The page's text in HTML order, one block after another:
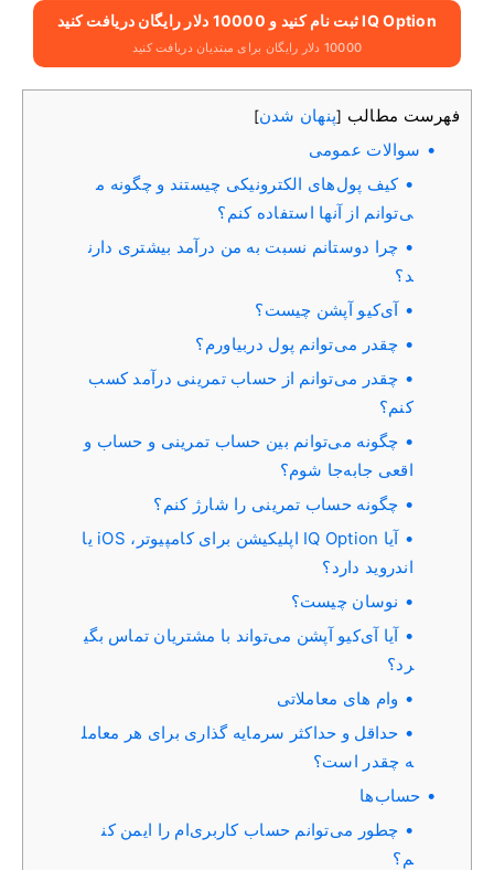
IQ Option ثبت نام کنید و 10000 دلار رایگان دریافت کنید
10000 دلار رایگان برای مبتدیان دریافت کنید
فهرست مطالب [پنهان شدن]
سوالات عمومی
کیف پول‌های الکترونیکی چیستند و چگونه م
ی‌توانم از آنها استفاده کنم؟
چرا دوستانم نسبت به من درآمد بیشتری دارن
د؟
آی‌کیو آپشن چیست؟
چقدر می‌توانم پول دربیاورم؟
چقدر می‌توانم از حساب تمرینی درآمد کسب
کنم؟
چگونه می‌توانم بین حساب تمرینی و حساب و
اقعی جابه‌جا شوم؟
چگونه حساب تمرینی را شارژ کنم؟
آیا IQ Option اپلیکیشن برای کامپیوتر، iOS یا
اندروید دارد؟
نوسان چیست؟
آیا آی‌کیو آپشن می‌تواند با مشتریان تماس بگی
رد؟
وام های معاملاتی
حداقل و حداکثر سرمایه گذاری برای هر معامل
ه چقدر است؟
حساب‌ها
چطور می‌توانم حساب کاربری‌ام را ایمن کن
م؟